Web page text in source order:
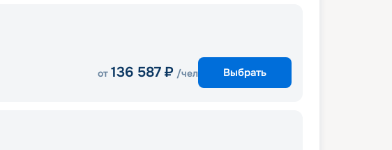
от 136 587 ₽ /чел Выбрать